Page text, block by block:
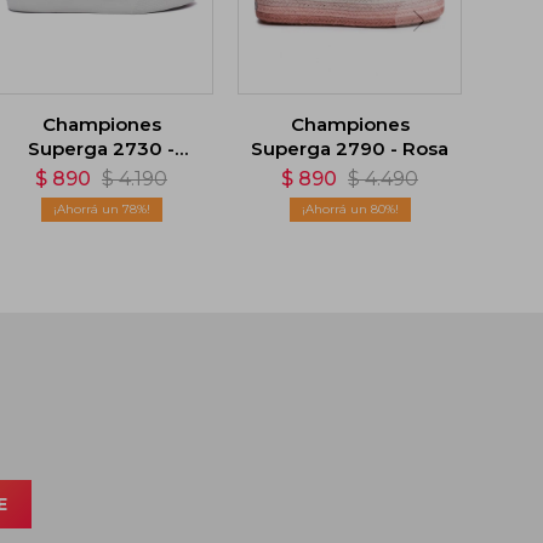
Championes
Superga 2730 -
Negro
$ 890 $ 4.190
78
Championes
Superga 2790 - Rosa
$ 890 $ 4.490
80